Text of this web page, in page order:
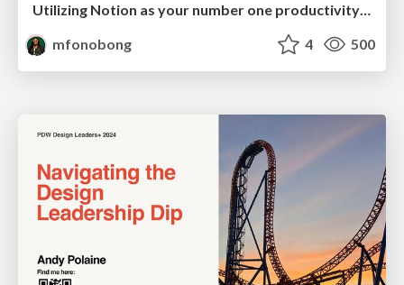
Utilizing Notion as your number one productivity tool
mfonobong
4 500